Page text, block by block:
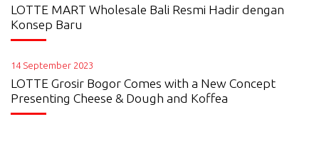
LOTTE MART Wholesale Bali Resmi Hadir dengan
Konsep Baru
14 September 2023
LOTTE Grosir Bogor Comes with a New Concept
Presenting Cheese & Dough and Koffea